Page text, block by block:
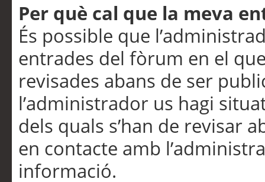
Per què cal que la meva
És possible que
entrades del fòrum en el
revisades abans de ser
l’administrador us hagi
dels quals s’han de revisar
en contacte amb
informació.